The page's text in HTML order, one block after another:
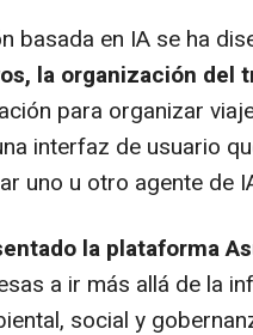
basada en IA se ha
la organización del
para organizar
interfaz de usuario
uno u otro agente de
la plataforma
a ir más allá de la
social y